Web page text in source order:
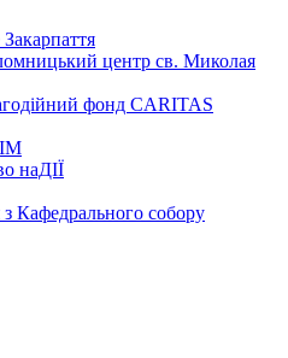
центр св. Миколая
фонд CARITAS
наДІЇ
Кафедрального собору